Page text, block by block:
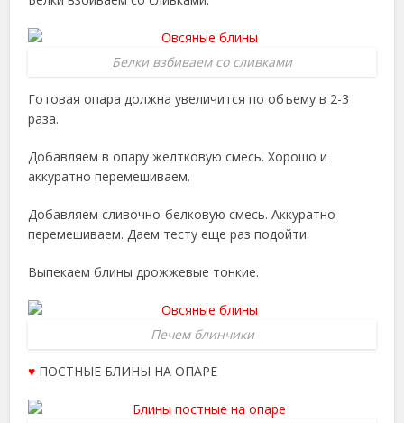
Белки взбиваем со сливками
Готовая опара должна увеличится по объему в 2-3
раза.
Добавляем в опару желтковую смесь. Хорошо и
аккуратно перемешиваем.
Добавляем сливочно-белковую смесь. Аккуратно
перемешиваем. Даем тесту еще раз подойти.
Выпекаем блины дрожжевые тонкие.
Печем блинчики
♥ ПОСТНЫЕ БЛИНЫ НА ОПАРЕ